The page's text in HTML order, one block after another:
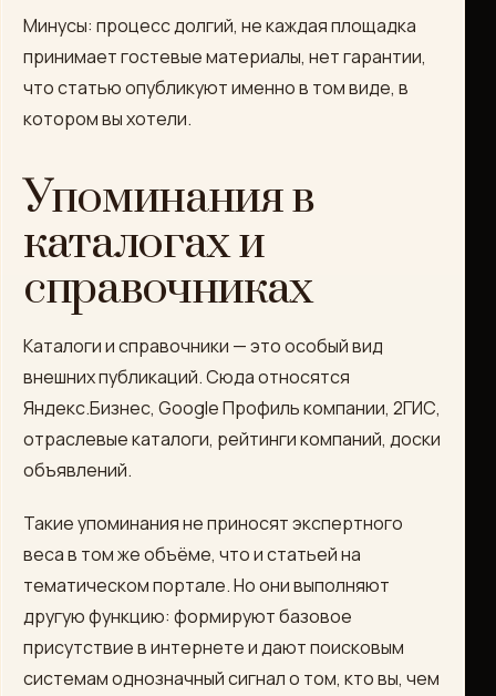
Минусы: процесс долгий, не каждая площадка
принимает гостевые материалы, нет гарантии,
что статью опубликуют именно в том виде, в
котором вы хотели.
Упоминания в
каталогах и
справочниках
Каталоги и справочники — это особый вид
внешних публикаций. Сюда относятся
Яндекс.Бизнес, Google Профиль компании, 2ГИС,
отраслевые каталоги, рейтинги компаний, доски
объявлений.
Такие упоминания не приносят экспертного
веса в том же объёме, что и статьей на
тематическом портале. Но они выполняют
другую функцию: формируют базовое
присутствие в интернете и дают поисковым
системам однозначный сигнал о том, кто вы, чем